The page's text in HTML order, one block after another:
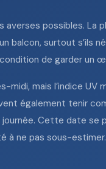
possibles. La
balcon, surtout s’ils
de garder un
mais l’indice UV
également tenir
Cette date se
à ne pas sous-estimer.